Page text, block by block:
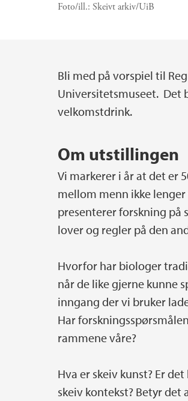
Foto/ill.: Skeivt arkiv/UiB
Hovedinnhold
Bli med på vorspiel til
Universitetsmuseet. Det
velkomstdrink.
Om utstillingen
Vi markerer i år at det er
mellom menn ikke
presenterer forskning på
lover og regler på den
Hvorfor har biologer
når de like gjerne kunne
inngang der vi bruker
Har
rammene våre?
Hva er skeiv kunst? Er
skeiv kontekst? Betyr det